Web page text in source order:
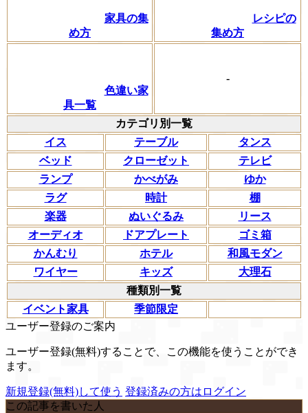
家具の集
め方
レシピの
集め方
色違い家
具一覧
-
カテゴリ別一覧
イス
テーブル
タンス
ベッド
クローゼット
テレビ
ランプ
かべがみ
ゆか
ラグ
時計
棚
楽器
ぬいぐるみ
リース
オーディオ
ドアプレート
ゴミ箱
かんむり
ホテル
和風モダン
ワイヤー
キッズ
大理石
種類別一覧
イベント家具
季節限定
ユーザー登録のご案内
ユーザー登録(無料)することで、この機能を使うことができ
ます。
新規登録(無料)して使う 登録済みの方はログイン
この記事を書いた人